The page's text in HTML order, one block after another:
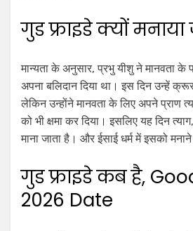
गुड फ्राइडे क्यों मनाया
मान्यता के अनुसार, प्रभु यीशु ने मानवता के
अपना बलिदान दिया था। इस दिन उन्हें
लेकिन उन्होंने मानवता के लिए अपने प्राण
को भी क्षमा कर दिया। इसलिए यह दिन
माना जाता है। और ईसाई धर्म में इसको
गुड फ्राइडे कब है,
2026 Date